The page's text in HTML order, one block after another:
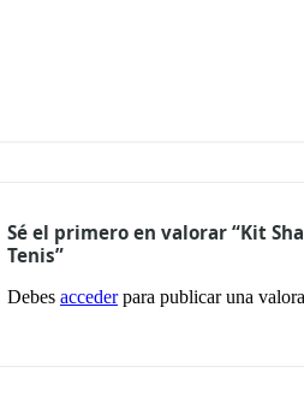
Sé el primero en valorar “Kit
Tenis”
Debes accederpara publicar una